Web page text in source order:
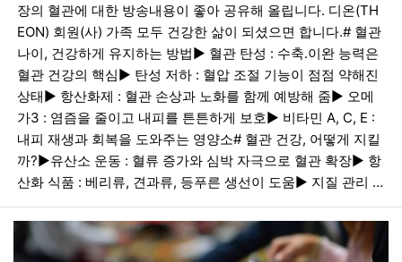
장의 혈관에 대한 방송내용이 좋아 공유해 올립니다. 디온(TH
EON) 회원(사) 가족 모두 건강한 삶이 되셨으면 합니다.# 혈관
나이, 건강하게 유지하는 방법▶︎ 혈관 탄성 : 수축.이완 능력은
혈관 건강의 핵심▶︎ 탄성 저하 : 혈압 조절 기능이 점점 약해진
상태▶︎ 항산화제 : 혈관 손상과 노화를 함께 예방해 줌▶︎ 오메
가3 : 염즘을 줄이고 내피를 튼튼하게 보호▶︎ 비타민 A, C, E :
내피 재생과 회복을 도와주는 영양소# 혈관 건강, 어떻게 지킬
까?▶︎유산소 운동 : 혈류 증가와 심박 자극으로 혈관 확장▶︎ 항
산화 식품 : 베리류, 견과류, 등푸른 생선이 도움▶︎ 지질 관리 …